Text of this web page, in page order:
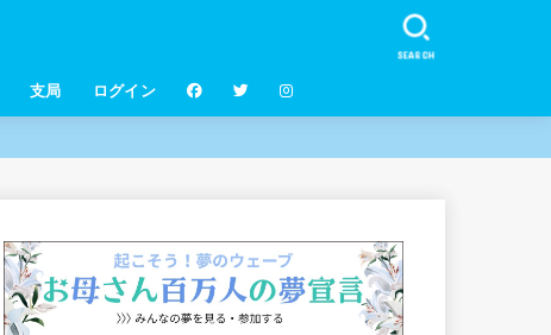
支局 ログイン
SEARCH